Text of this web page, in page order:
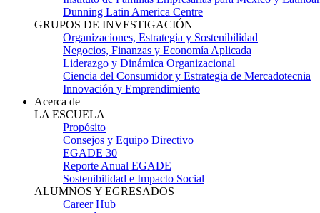
Dunning Latin America Centre
GRUPOS DE INVESTIGACIÓN
Organizaciones, Estrategia y Sostenibilidad
Negocios, Finanzas y Economía Aplicada
Liderazgo y Dinámica Organizacional
Ciencia del Consumidor y Estrategia de Mercadotecnia
Innovación y Emprendimiento
Acerca de
LA ESCUELA
Propósito
Consejos y Equipo Directivo
EGADE 30
Reporte Anual EGADE
Sostenibilidad e Impacto Social
ALUMNOS Y EGRESADOS
Career Hub